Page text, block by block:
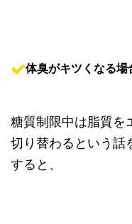
体臭がキツくなる場
糖質制限中は脂質を
切り替わるという話
すると、